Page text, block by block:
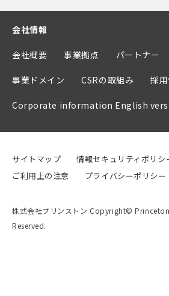
会社情報
会社概要 事業拠点 パートナー
事業ドメイン CSRの取組み 採
Corporate information English
サイトマップ
情報セキュリティポリシ
ご利用上の注意
プライバシーポリシー
株式会社プリンストン Copyright©
Reserved.